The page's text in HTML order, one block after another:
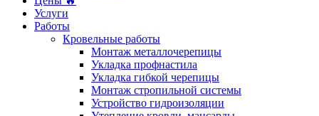
Услуги
Работы
Кровельные работы
Монтаж металлочерепицы
Укладка профнастила
Укладка гибкой черепицы
Монтаж стропильной системы
Устройство гидроизоляции